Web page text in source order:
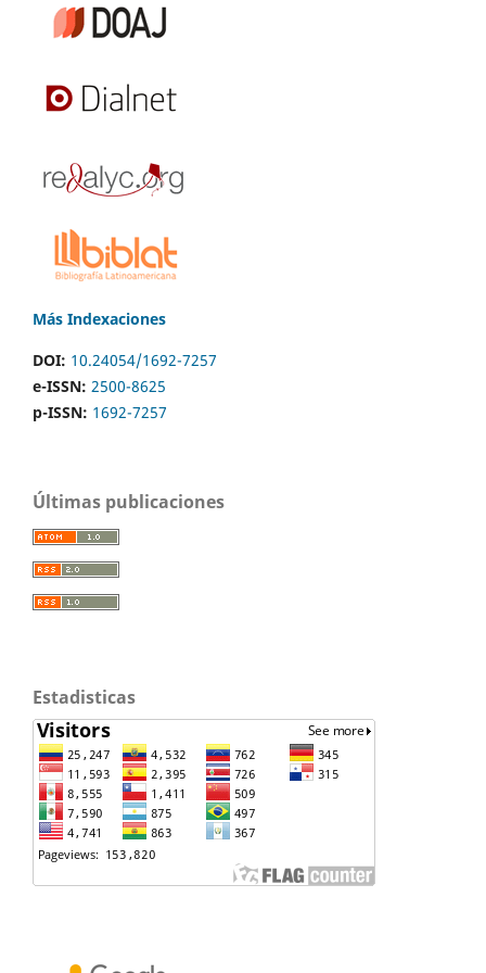
Más Indexaciones
DOI: 10.24054/1692-7257
e-ISSN: 2500-8625
p-ISSN: 1692-7257
Últimas publicaciones
Estadisticas